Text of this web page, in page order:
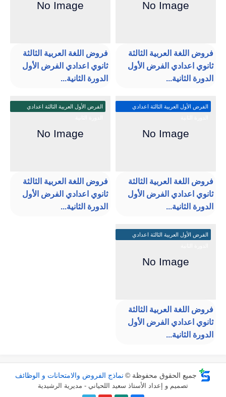
فروض اللغة العربية الثالثة
ثانوي اعدادي الفرض الأول
الدورة الثانية...
فروض اللغة العربية الثالثة
ثانوي اعدادي الفرض الأول
الدورة الثانية...
الفرض الأول العربية الثالثة اعدادي
فروض اللغة العربية الثالثة
ثانوي اعدادي الفرض الأول
الدورة الثانية...
الفرض الأول العربية الثالثة اعدادي
فروض اللغة العربية الثالثة
ثانوي اعدادي الفرض الأول
الدورة الثانية...
الفرض الأول العربية الثالثة اعدادي
فروض اللغة العربية الثالثة
ثانوي اعدادي الفرض الأول
الدورة الثانية...
جميع الحقوق محفوظة © نماذج الفروض والامتحانات و الوظائف
تصميم و إعداد الأستاذ سعيد اللحياني - مديرية الرشيدية